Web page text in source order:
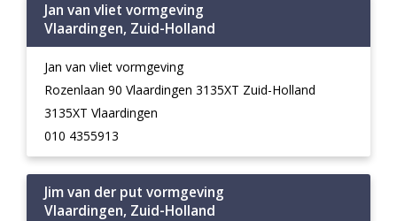
Jan van vliet vormgeving
Vlaardingen, Zuid-Holland
Jan van vliet vormgeving
Rozenlaan 90 Vlaardingen 3135XT Zuid-Holland
3135XT Vlaardingen
010 4355913
Jim van der put vormgeving
Vlaardingen, Zuid-Holland